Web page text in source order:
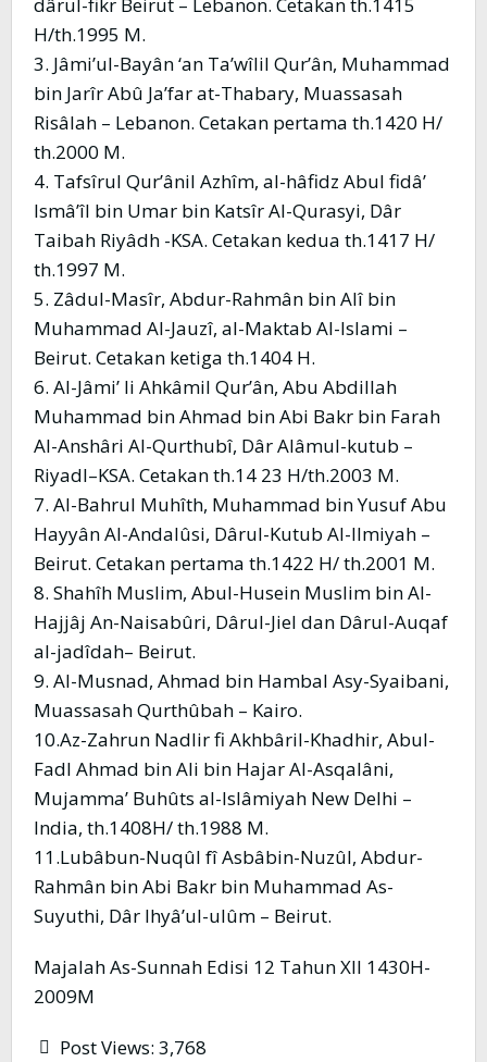
H/th.1995 M.
3. Jâmi’ul-Bayân ‘an Ta’wîlil Qur’ân, Muhammad
bin Jarîr Abû Ja’far at-Thabary, Muassasah
Risâlah – Lebanon. Cetakan pertama th.1420 H/
th.2000 M.
4. Tafsîrul Qur’ânil Azhîm, al-hâfidz Abul fidâ’
Ismâ’îl bin Umar bin Katsîr Al-Qurasyi, Dâr
Taibah Riyâdh -KSA. Cetakan kedua th.1417 H/
th.1997 M.
5. Zâdul-Masîr, Abdur-Rahmân bin Alî bin
Muhammad Al-Jauzî, al-Maktab Al-Islami –
Beirut. Cetakan ketiga th.1404 H.
6. Al-Jâmi’ li Ahkâmil Qur’ân, Abu Abdillah
Muhammad bin Ahmad bin Abi Bakr bin Farah
Al-Anshâri Al-Qurthubî, Dâr Alâmul-kutub –
Riyadl–KSA. Cetakan th.14 23 H/th.2003 M.
7. Al-Bahrul Muhîth, Muhammad bin Yusuf Abu
Hayyân Al-Andalûsi, Dârul-Kutub Al-Ilmiyah –
Beirut. Cetakan pertama th.1422 H/ th.2001 M.
8. Shahîh Muslim, Abul-Husein Muslim bin Al-
Hajjâj An-Naisabûri, Dârul-Jiel dan Dârul-Auqaf
al-jadîdah– Beirut.
9. Al-Musnad, Ahmad bin Hambal Asy-Syaibani,
Muassasah Qurthûbah – Kairo.
10.Az-Zahrun Nadlir fi Akhbâril-Khadhir, Abul-
Fadl Ahmad bin Ali bin Hajar Al-Asqalâni,
Mujamma’ Buhûts al-Islâmiyah New Delhi –
India, th.1408H/ th.1988 M.
11.Lubâbun-Nuqûl fî Asbâbin-Nuzûl, Abdur-
Rahmân bin Abi Bakr bin Muhammad As-
Suyuthi, Dâr Ihyâ’ul-ulûm – Beirut.
Majalah As-Sunnah Edisi 12 Tahun XII 1430H-
2009M
Post Views: 3,768